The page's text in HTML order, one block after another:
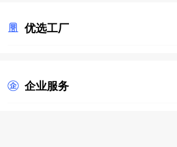
优选工厂
企业服务